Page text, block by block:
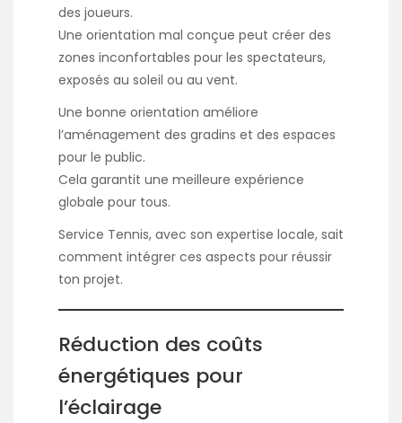
des joueurs.
Une orientation mal conçue peut créer des
zones inconfortables pour les spectateurs,
exposés au soleil ou au vent.
Une bonne orientation améliore
l’aménagement des gradins et des espaces
pour le public.
Cela garantit une meilleure expérience
globale pour tous.
Service Tennis, avec son expertise locale, sait
comment intégrer ces aspects pour réussir
ton projet.
Réduction des coûts
énergétiques pour
l’éclairage